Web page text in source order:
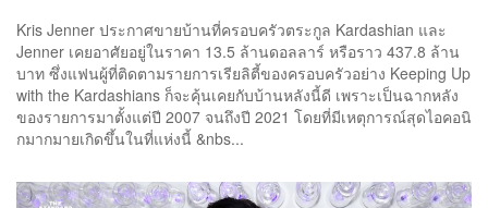
Kris Jenner ประกาศขายบ้านที่ครอบครัวตระกูล Kardashian และ
Jenner เคยอาศัยอยู่ในราคา 13.5 ล้านดอลลาร์ หรือราว 437.8 ล้าน
บาท ซึ่งแฟนผู้ที่ติดตามรายการเรียลิตี้ของครอบครัวอย่าง Keeping Up
with the Kardashians ก็จะคุ้นเคยกับบ้านหลังนี้ดี เพราะเป็นฉากหลัง
ของรายการมาตั้งแต่ปี 2007 จนถึงปี 2021 โดยที่มีเหตุการณ์สุดไอคอนิ
กมากมายเกิดขึ้นในที่แห่งนี้ &nbs...